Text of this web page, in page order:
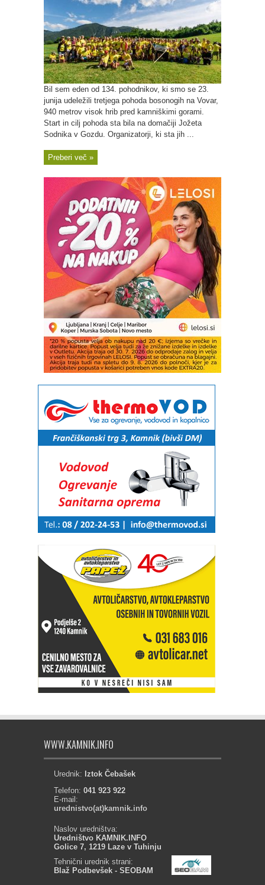
Bil sem eden od 134. pohodnikov, ki smo se 23.
junija udeležili tretjega pohoda bosonogih na Vovar,
940 metrov visok hrib pred kamniškimi gorami.
Start in cilj pohoda sta bila na domačiji Jožeta
Sodnika v Gozdu. Organizatorji, ki sta jih ...
Preberi več »
WWW.KAMNIK.INFO
Urednik: Iztok Čebašek
Telefon: 041 923 922
E-mail:
urednistvo(at)kamnik.info
Naslov uredništva:
Uredništvo KAMNIK.INFO
Golice 7, 1219 Laze v Tuhinju
Tehnični urednik strani:
Blaž Podbevšek - SEOBAM